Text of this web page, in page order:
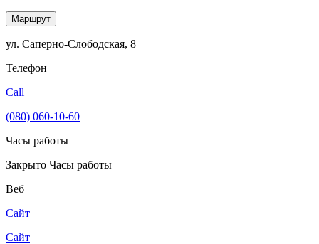
Маршрут
ул. Саперно-Слободская, 8
Телефон
Call
(080) 060-10-60
Часы работы
Закрыто Часы работы
Веб
Сайт
Сайт